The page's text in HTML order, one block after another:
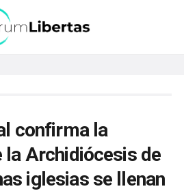
confirma la
Archidiócesis de
iglesias se llenan